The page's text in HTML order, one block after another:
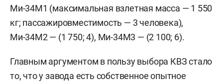
Ми-34М1 (максимальная взлетная масса — 1 550
кг; пассажировместимость — 3 человека),
Ми-34М2 — (1 750; 4), Ми-34М3 — (2 100; 6).
Главным аргументом в пользу выбора КВЗ стало
то, что у завода есть собственное опытное